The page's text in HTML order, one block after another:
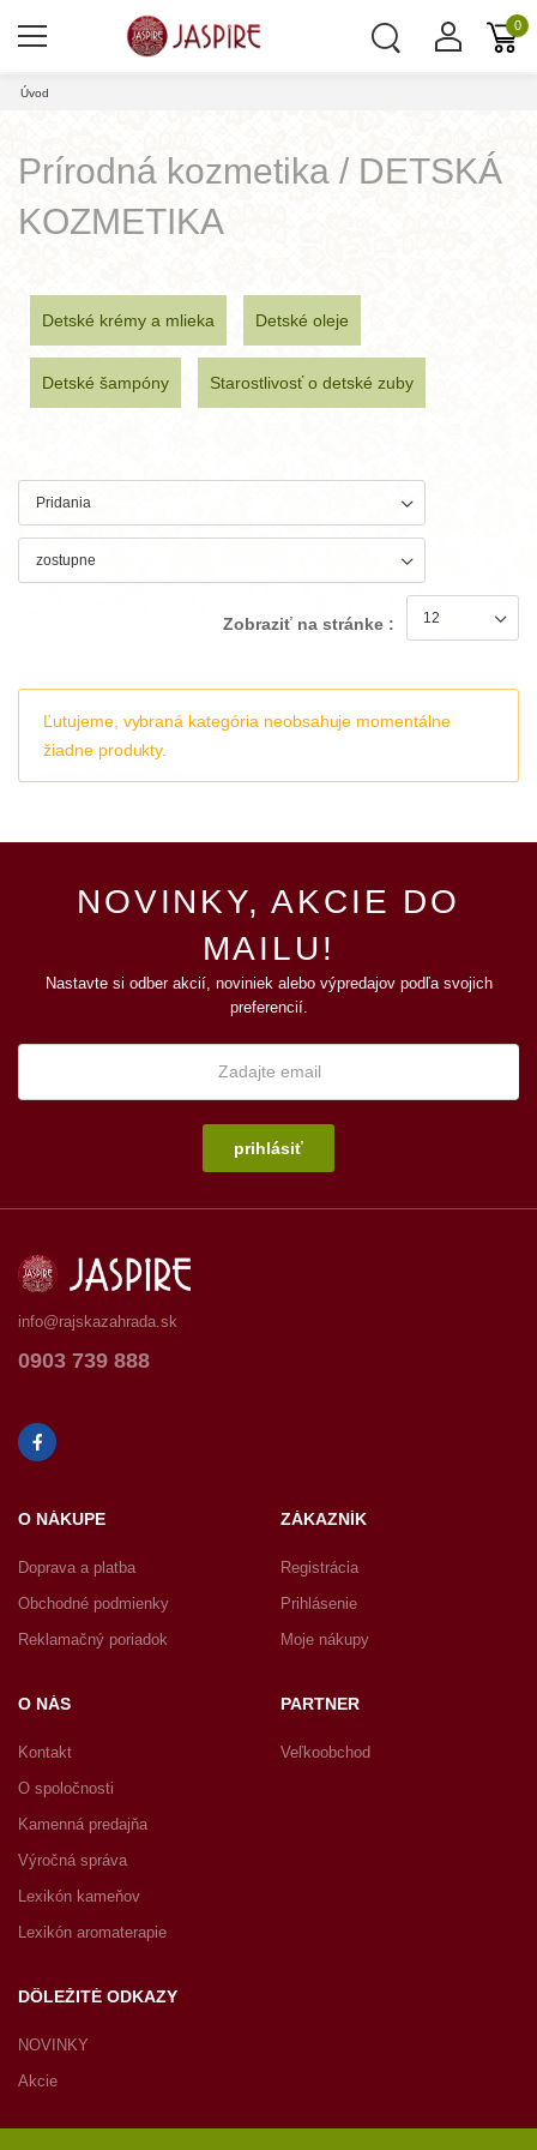
0
Úvod
Prírodná kozmetika / DETSKÁ
KOZMETIKA
Detské krémy a mlieka Detské oleje
Detské šampóny Starostlivosť o detské zuby
Zobraziť na stránke :
Ľutujeme, vybraná kategória neobsahuje momentálne
žiadne produkty.
NOVINKY, AKCIE DO
MAILU!
Nastavte si odber akcií, noviniek alebo výpredajov podľa svojich
preferencií.
prihlásiť
info@rajskazahrada.sk
0903 739 888
O NÁKUPE
Doprava a platba
Obchodné podmienky
Reklamačný poriadok
ZÁKAZNÍK
Registrácia
Prihlásenie
Moje nákupy
O NÁS
Kontakt
O spoločnosti
Kamenná predajňa
Výročná správa
Lexikón kameňov
Lexikón aromaterapie
PARTNER
Veľkoobchod
DÔLEŽITÉ ODKAZY
NOVINKY
Akcie